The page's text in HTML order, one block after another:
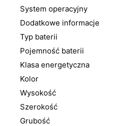
System operacyjny
Dodatkowe informacje
Typ baterii
Pojemność baterii
Klasa energetyczna
Kolor
Wysokość
Szerokość
Grubość